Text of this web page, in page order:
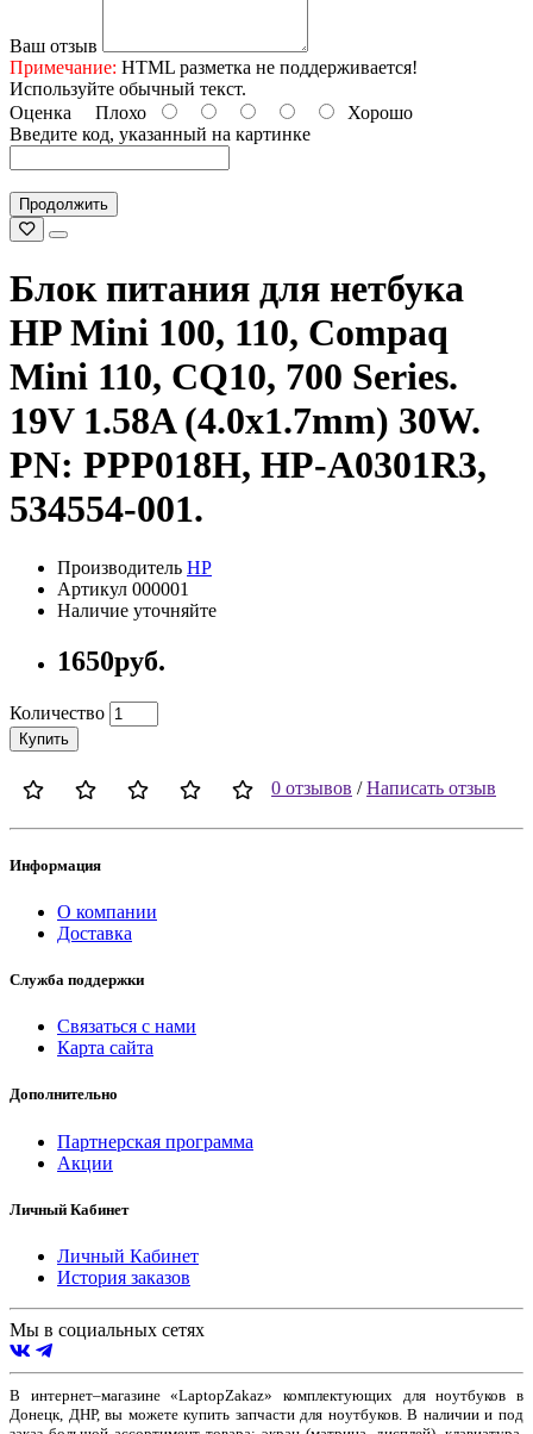
Ваш отзыв
Примечание: HTML разметка не поддерживается!
Используйте обычный текст.
Оценка Плохо
Хорошо
Введите код, указанный на картинке
Продолжить
Блок питания для нетбука
HP Mini 100, 110, Compaq
Mini 110, CQ10, 700 Series.
19V 1.58A (4.0x1.7mm) 30W.
PN: PPP018H, HP-A0301R3,
534554-001.
Производитель HP
Артикул 000001
Наличие уточняйте
1650руб.
Количество
Купить
0 отзывов /Написать отзыв
Информация
О компании
Доставка
Служба поддержки
Связаться с нами
Карта сайта
Дополнительно
Партнерская программа
Акции
Личный Кабинет
Личный Кабинет
История заказов
Мы в социальных сетях
В интернет–магазине «LaptopZakaz» комплектующих для ноутбуков в
Донецк, ДНР, вы можете купить запчасти для ноутбуков. В наличии и под